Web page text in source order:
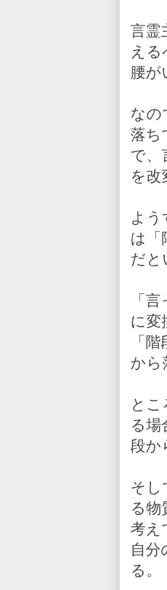
言霊
え
腰が
なの
落ち
で、
を改
よう
は「
だと
「
に変
「
から
と
る場
段か
そし
る物
考え
自
る。